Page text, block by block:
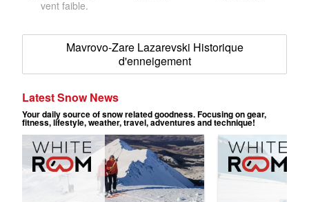
vent faible.
Mavrovo-Zare Lazarevski Historique
d'enneigement